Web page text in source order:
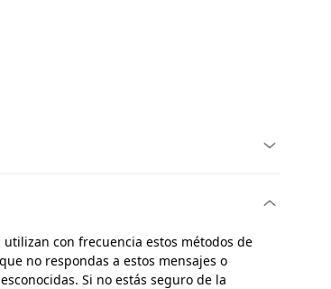
utilizan con frecuencia estos métodos de
no respondas a estos mensajes o
Si no estás seguro de la